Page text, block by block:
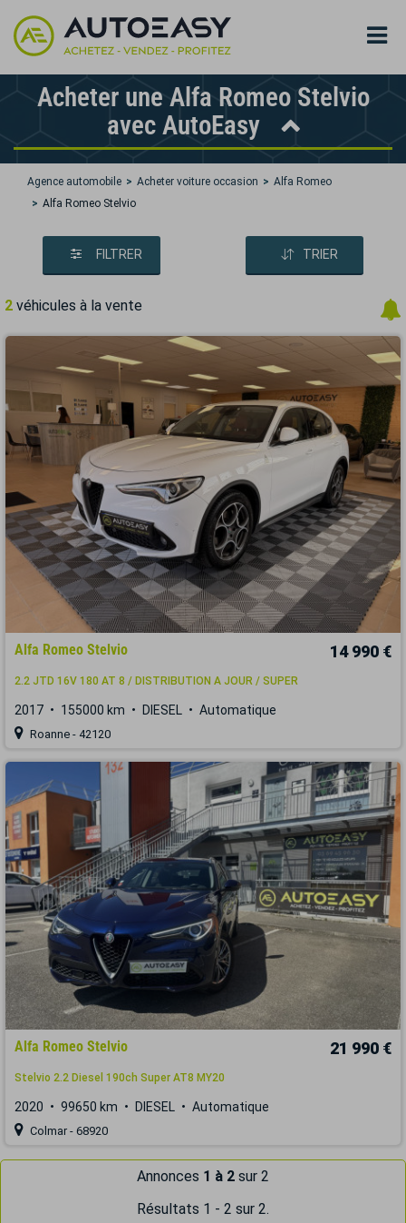
Acheter une Alfa Romeo Stelvio
avec AutoEasy
Agence automobile Acheter voiture occasion
Alfa Romeo
Alfa Romeo Stelvio
FILTRER TRIER
2 véhicules à la vente
Alfa Romeo Stelvio 14 990 €
2.2 JTD 16V 180 AT 8 / DISTRIBUTION A JOUR / SUPER
2017 155000 km DIESEL Automatique
Roanne - 42120
Alfa Romeo Stelvio 21 990 €
Stelvio 2.2 Diesel 190ch Super AT8 MY20
2020 99650 km DIESEL Automatique
Colmar - 68920
Annonces 1 à 2 sur 2
Résultats 1 - 2 sur 2.